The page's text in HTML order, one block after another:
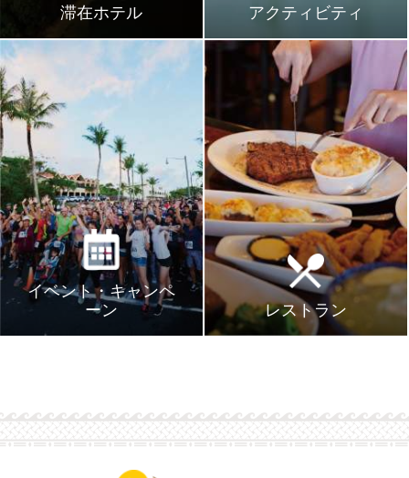
滞在ホテル アクティビティ
イベント・キャンペ
ーン
レストラン